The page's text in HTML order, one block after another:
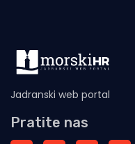
Jadranski web portal
Pratite nas